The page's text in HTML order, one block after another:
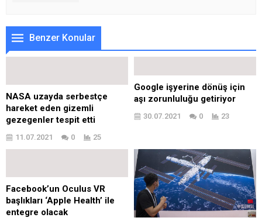
Benzer Konular
NASA uzayda serbestçe
hareket eden gizemli
gezegenler tespit etti
11.07.2021 0 25
Google işyerine dönüş için
aşı zorunluluğu getiriyor
30.07.2021 0 23
Facebook’un Oculus VR
başlıkları ‘Apple Health’ ile
entegre olacak